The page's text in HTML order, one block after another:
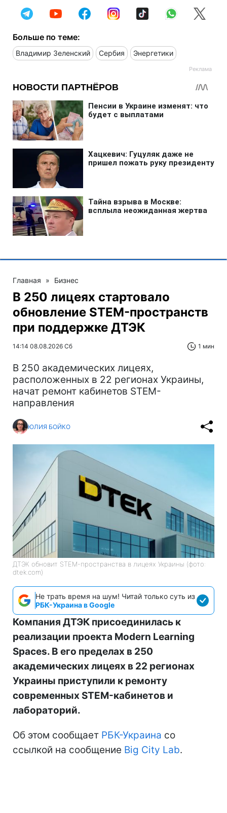
Больше по теме:
Владимир Зеленский Сербия Энергетики
Главная » Бизнес
В 250 лицеях стартовало
обновление STEM-пространств
при поддержке ДТЭК‌
14:14 08.08.2026 Сб 1 мин
В 250 академических лицеях,
расположенных в 22 регионах Украины,
начат ремонт кабинетов STEM-
направления
ЮЛИЯ БОЙКО
ДТЭК обновит STEM-пространства в лицеях Украины (фото:
dtek.com)
Не трать время на шум! Читай только суть из
РБК-Украина в Google
Компания ДТЭК присоединилась к
реализации проекта Modern Learning
Spaces. В его пределах в 250
академических лицеях в 22 регионах
Украины приступили к ремонту
современных STEM-кабинетов и
лабораторий.
Об этом сообщает РБК-Украина со
ссылкой на сообщение Big City Lab.